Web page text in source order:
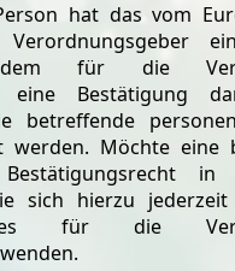
hat das vom
für die
eine Bestätigung
betreffende
werden. Möchte eine
in
sich hierzu
für die